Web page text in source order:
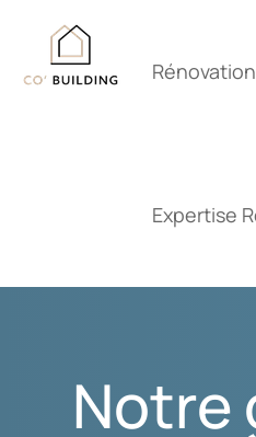
contenu
Expertise
Notre